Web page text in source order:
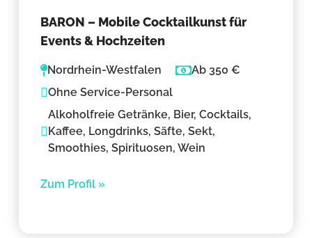
BARON – Mobile Cocktailkunst für
Events & Hochzeiten
Nordrhein-Westfalen
Ab 350 €
Ohne Service-Personal
Alkoholfreie Getränke, Bier, Cocktails,
Kaffee, Longdrinks, Säfte, Sekt,
Smoothies, Spirituosen, Wein
Zum Profil »